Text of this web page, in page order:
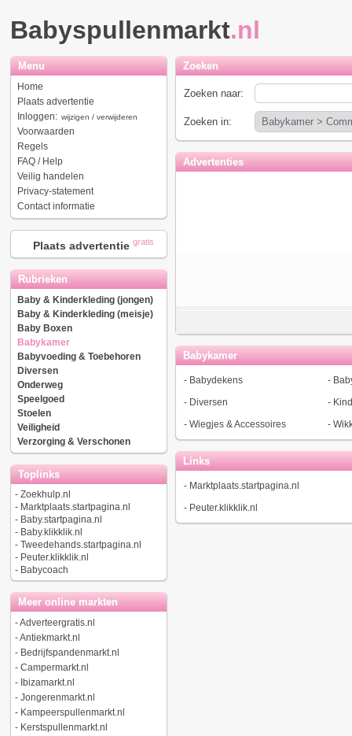
Babyspullenmarkt.nl
Menu
Home
Plaats advertentie
Inloggen: wijzigen / verwijderen
Voorwaarden
Regels
FAQ / Help
Veilig handelen
Privacy-statement
Contact informatie
Plaats advertentie gratis
Rubrieken
Baby & Kinderkleding (jongen)
Baby & Kinderkleding (meisje)
Baby Boxen
Babykamer
Babyvoeding & Toebehoren
Diversen
Onderweg
Speelgoed
Stoelen
Veiligheid
Verzorging & Verschonen
Toplinks
- Zoekhulp.nl
- Marktplaats.startpagina.nl
- Baby.startpagina.nl
- Baby.klikklik.nl
- Tweedehands.startpagina.nl
- Peuter.klikklik.nl
- Babycoach
Meer online markten
-Adverteergratis.nl
-Antiekmarkt.nl
- Bedrijfspandenmarkt.nl
- Campermarkt.nl
- Ibizamarkt.nl
- Jongerenmarkt.nl
- Kampeerspullenmarkt.nl
- Kerstspullenmarkt.nl
Zoeken
Zoeken naar:
Zoeken in:
Advertenties
Babykamer
- Babydekens -
- Diversen -
- Wiegjes & Accessoires -
Links
- Marktplaats.startpagina.nl
- Peuter.klikklik.nl